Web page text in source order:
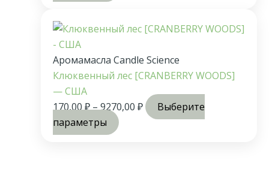
Аромамасла Candle Science
Клюквенный лес [CRANBERRY WOODS]
— США
170,00₽–9270,00 ₽
Выберите
параметры